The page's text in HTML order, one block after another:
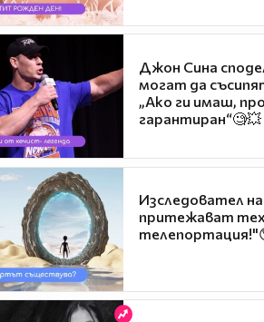
Джон Сина
могат да
„Ако ги имаш,
гарантиран“🧐💥
Изследовател
притежават